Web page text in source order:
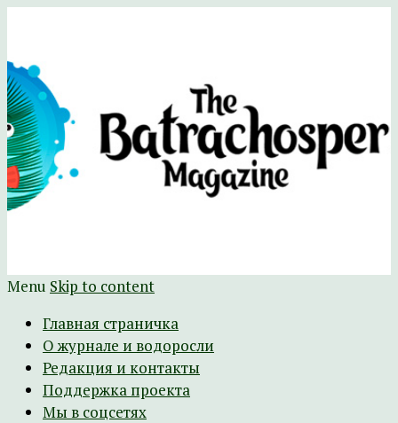
The Batrachospermum Magazine
Батрахоспермум (официальный сайт)
Menu Skip to content
Главная страничка
О журнале и водоросли
Редакция и контакты
Поддержка проекта
Мы в соцсетях